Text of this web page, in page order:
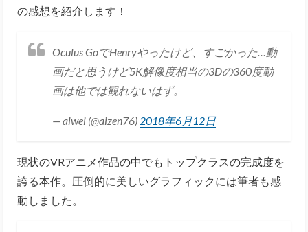
の感想を紹介します！
Oculus GoでHenryやったけど、すごかった…動
画だと思うけど5K解像度相当の3Dの360度動
画は他では観れないはず。
— alwei (@aizen76) 2018年6月12日
現状のVRアニメ作品の中でもトップクラスの完成度を
誇る本作。圧倒的に美しいグラフィックには筆者も感
動しました。